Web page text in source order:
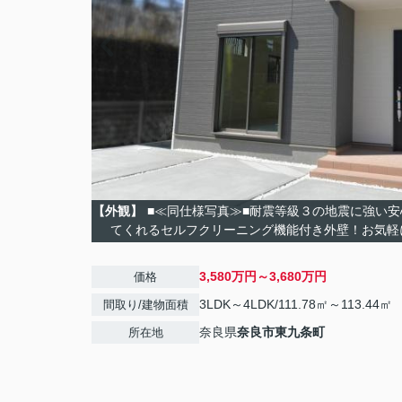
【外観】
■≪同仕様写真≫■耐震等級３の地震に強い安
てくれるセルフクリーニング機能付き外壁！お気
価格 3,580万円～3,680万円
間取り/建物面積 3LDK～4LDK/111.78㎡～113.44㎡
所在地 奈良県奈良市東九条町